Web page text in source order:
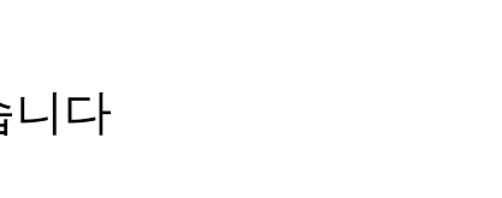
니다